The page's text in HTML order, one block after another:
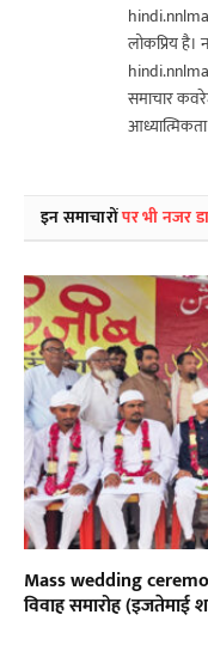
लोकप्रिय है।
समाचार
इन समाचारोंपर भी नजर
Mass wedding
विवाह समारोह (इजतेमाई